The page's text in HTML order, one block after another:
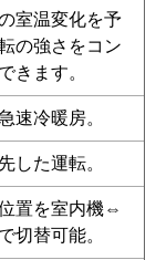
PCZ-
PCZ-
PCZ-
ZRMP80SKV
PCZ-
室温変化を予
の強さをコン
きます。
速冷暖房。
した運転。
置を室内機⇔
切替可能。